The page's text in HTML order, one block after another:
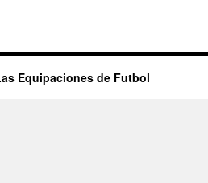
Equipaciones de Futbol